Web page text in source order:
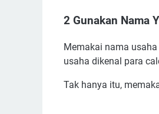
Referensi Nama
2 Gunakan Nama
Memakai nama
usaha dikenal para
Tak hanya itu,